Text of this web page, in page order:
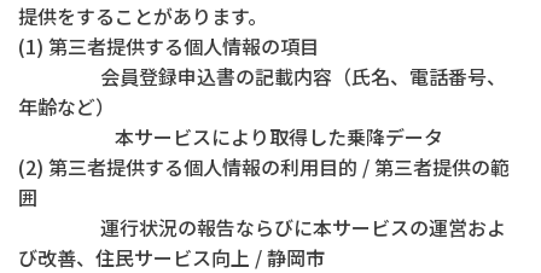
提供をすることがあります。
(1) 第三者提供する個人情報の項目
会員登録申込書の記載内容（氏名、電話番号、
年齢など）
本サービスにより取得した乗降データ
(2) 第三者提供する個人情報の利用目的 / 第三者提供の範
囲
運行状況の報告ならびに本サービスの運営およ
び改善、住民サービス向上 / 静岡市